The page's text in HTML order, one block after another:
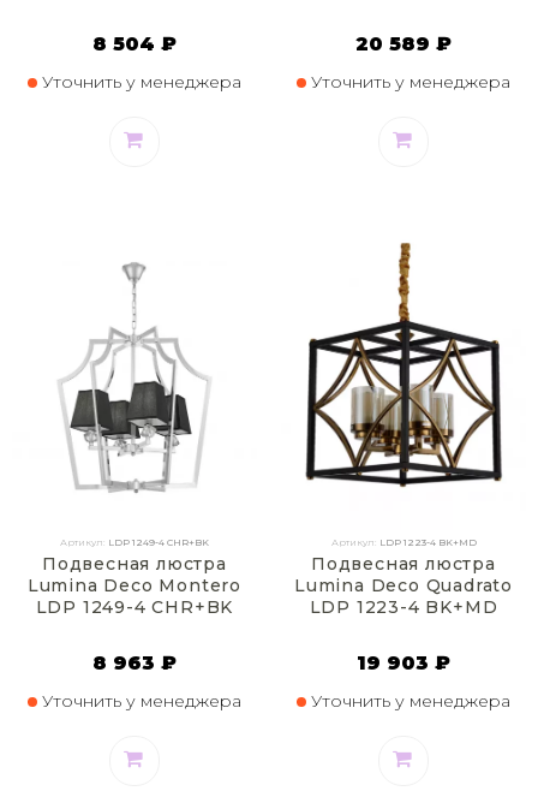
8 504 ₽
Уточнить у менеджера
20 589 ₽
Уточнить у менеджера
Артикул: LDP 1249-4 CHR+BK
Подвесная люстра
Lumina Deco Montero
LDP 1249-4 CHR+BK
8 963 ₽
Уточнить у менеджера
Артикул: LDP 1223-4 BK+MD
Подвесная люстра
Lumina Deco Quadrato
LDP 1223-4 BK+MD
19 903 ₽
Уточнить у менеджера